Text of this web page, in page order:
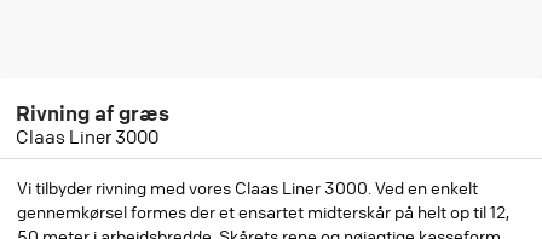
Rivning af græs
Claas Liner 3000
Vi tilbyder rivning med vores Claas Liner 3000. Ved en enkelt
gennemkørsel formes der et ensartet midterskår på helt op til 12,